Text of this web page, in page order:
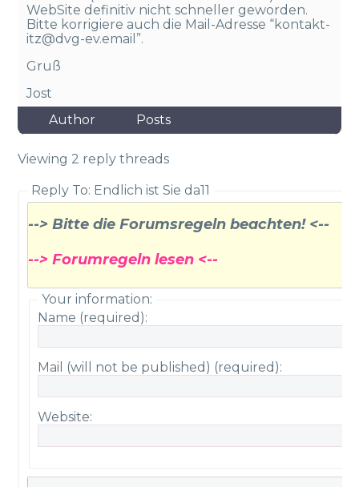
WebSite definitiv nicht schneller geworden.
Bitte korrigiere auch die Mail-Adresse “kontakt-
itz@dvg-ev.email”.
Gruß
Jost
Author
Posts
Viewing 2 reply threads
Reply To: Endlich ist Sie da11
--> Bitte die Forumsregeln beachten! <--
--> Forumregeln lesen <--
Your information:
Name (required):
Mail (will not be published) (required):
Website: